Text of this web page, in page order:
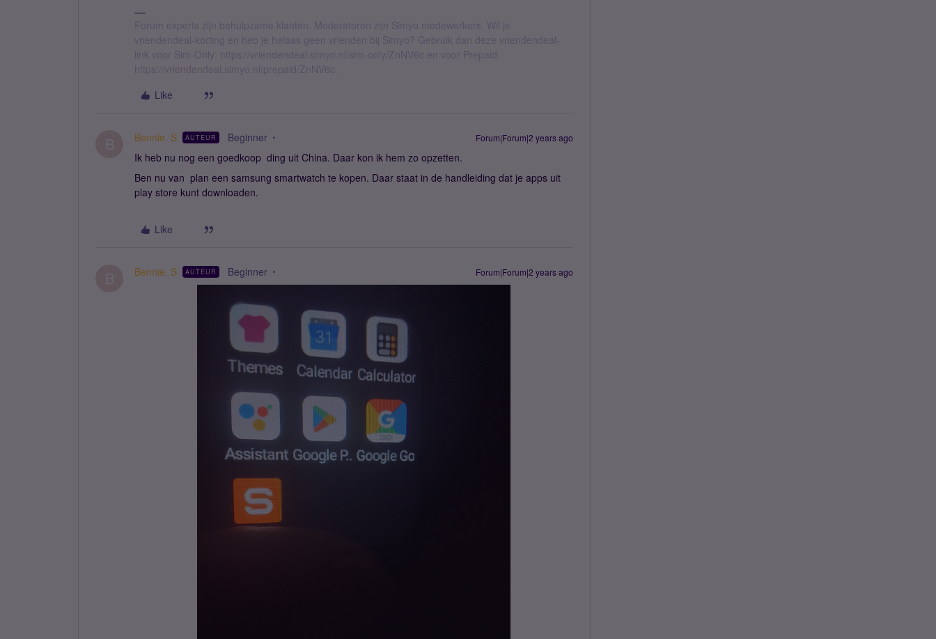
Forum experts zijn behulpzame klanten. Moderatoren zijn Simyo medewerkers. Wil je
vriendendeal-korting en heb je helaas geen vrienden bij Simyo? Gebruik dan deze vriendendeal-
link voor Sim-Only: https://vriendendeal.simyo.nl/sim-only/ZnNV6c en voor Prepaid:
https://vriendendeal.simyo.nl/prepaid/ZnNV6c.
Like
Bennie. S AUTEUR Beginner Forum|Forum|2 years ago
Ik heb nu nog een goedkoop ding uit China. Daar kon ik hem zo opzetten.
Ben nu van plan een samsung smartwatch te kopen. Daar staat in de handleiding dat je apps uit
play store kunt downloaden.
Like
Bennie. S AUTEUR Beginner Forum|Forum|2 years ago